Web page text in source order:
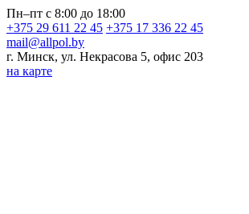
Пн–пт с 8:00 до 18:00
+375 29 611 22 45 +375 17 336 22 45
mail@allpol.by
г. Минск, ул. Некрасова 5, офис 203
на карте